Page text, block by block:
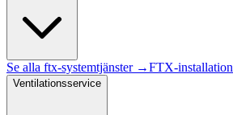
Se alla ftx-systemtjänster →FTX-installation
Ventilationsservice